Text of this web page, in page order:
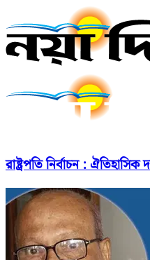
রাষ্ট্রপতি নির্বাচন :